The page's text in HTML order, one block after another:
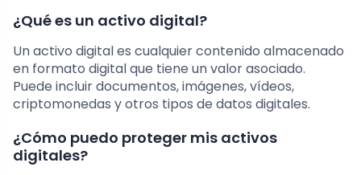
¿Qué es un activo digital?
Un activo digital es cualquier contenido almacenado
en formato digital que tiene un valor asociado.
Puede incluir documentos, imágenes, vídeos,
criptomonedas y otros tipos de datos digitales.
¿Cómo puedo proteger mis activos
digitales?